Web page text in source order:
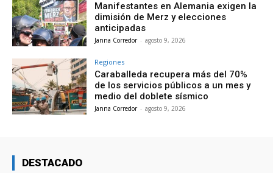
Manifestantes en Alemania exigen la
dimisión de Merz y elecciones
anticipadas
Janna Corredor - agosto 9, 2026
Regiones
Caraballeda recupera más del 70%
de los servicios públicos a un mes y
medio del doblete sísmico
Janna Corredor - agosto 9, 2026
DESTACADO